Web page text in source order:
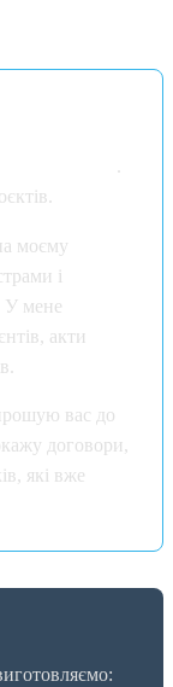
моєму
і
. У мене
акти
вас до
договори,
які вже